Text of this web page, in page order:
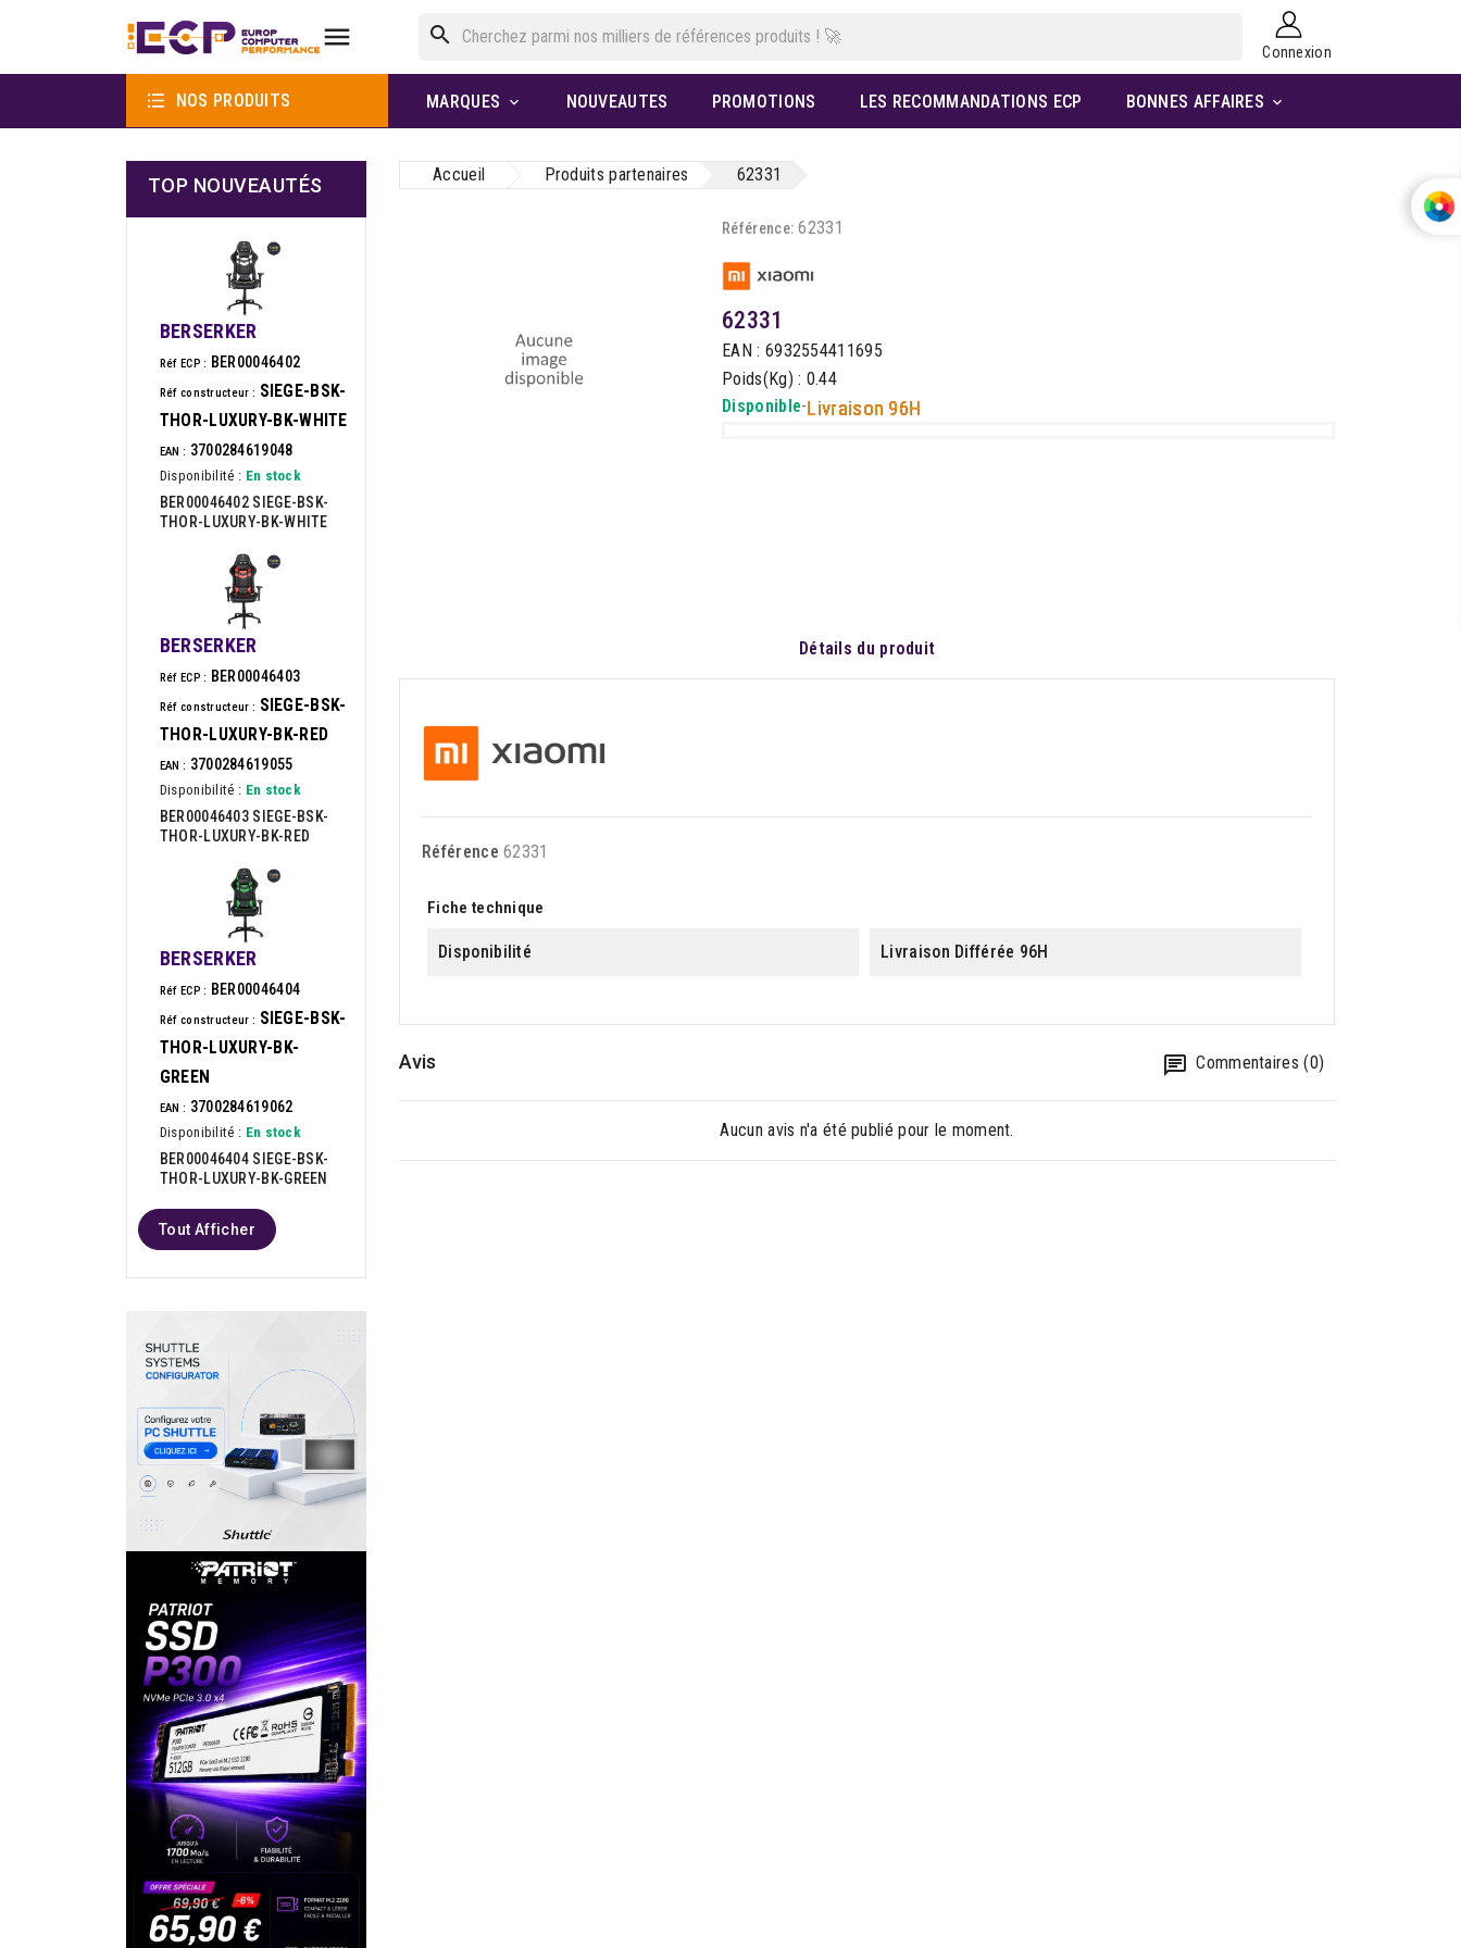
 search
Connexion
 NOS PRODUITS MARQUES  NOUVEAUTES PROMOTIONS LES RECOMMANDATIONS ECP BONNES AFFAIRES 
TOP NOUVEAUTÉS
BERSERKER
Réf ECP : BER00046402
Réf constructeur : SIEGE-BSK-
THOR-LUXURY-BK-WHITE
EAN : 3700284619048
Disponibilité : En stock
BER00046402 SIEGE-BSK-
THOR-LUXURY-BK-WHITE
BERSERKER
Réf ECP : BER00046403
Réf constructeur : SIEGE-BSK-
THOR-LUXURY-BK-RED
EAN : 3700284619055
Disponibilité : En stock
BER00046403 SIEGE-BSK-
THOR-LUXURY-BK-RED
BERSERKER
Réf ECP : BER00046404
Réf constructeur : SIEGE-BSK-
THOR-LUXURY-BK-
GREEN
EAN : 3700284619062
Disponibilité : En stock
BER00046404 SIEGE-BSK-
THOR-LUXURY-BK-GREEN
Tout Afficher
Accueil Produits partenaires 62331
Référence: 62331
62331
EAN : 6932554411695
Poids(Kg) : 0.44
Disponible-Livraison 96H
Détails du produit
Référence 62331
Fiche technique
Disponibilité Livraison Différée 96H
Avis Commentaires (0)
Aucun avis n'a été publié pour le moment.